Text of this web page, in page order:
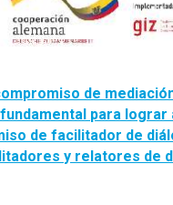
de
fundamental para
de facilitador de
y relatores de